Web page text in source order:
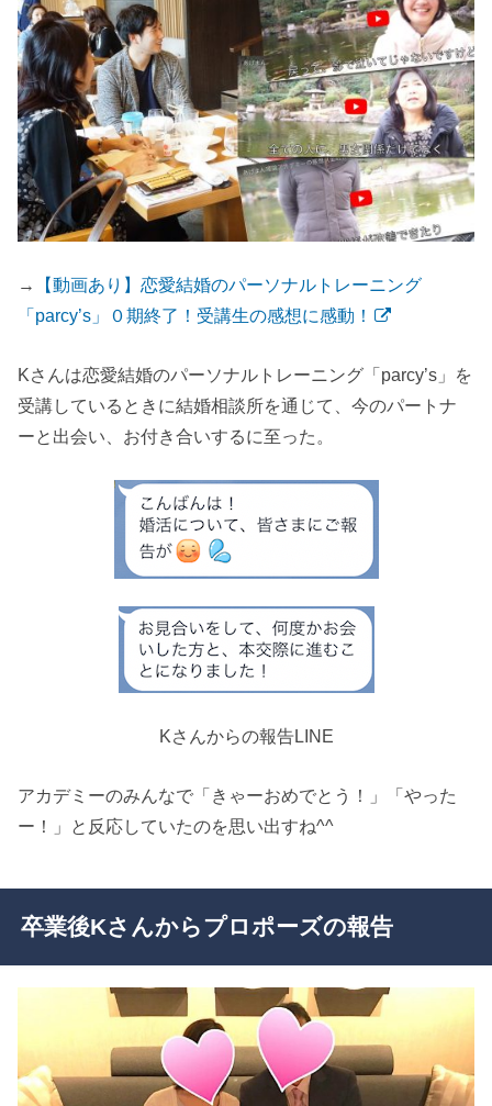
→
【動画あり】恋愛結婚のパーソナルトレーニング
「parcy’s」０期終了！受講生の感想に感動！
Kさんは恋愛結婚のパーソナルトレーニング「parcy’s」を
受講しているときに結婚相談所を通じて、今のパートナ
ーと出会い、お付き合いするに至った。
Kさんからの報告LINE
アカデミーのみんなで「きゃーおめでとう！」「やった
ー！」と反応していたのを思い出すね^^
卒業後Kさんからプロポーズの報告